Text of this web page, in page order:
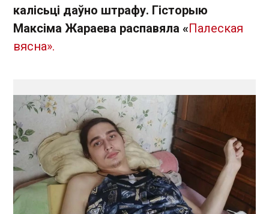
калісьці даўно штрафу. Гісторыю
Максіма Жараева распавяла «Палеская
вясна».